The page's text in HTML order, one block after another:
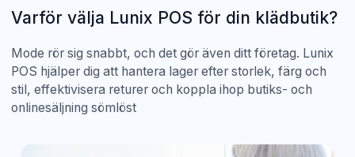
Varför välja Lunix POS för din klädbutik?
Mode rör sig snabbt, och det gör även ditt företag. Lunix
POS hjälper dig att hantera lager efter storlek, färg och
stil, effektivisera returer och koppla ihop butiks- och
onlinesäljning sömlöst